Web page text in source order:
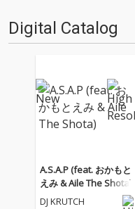
Digital Catalog
A.S.A.P (feat. おかもと
えみ & Aile The Shota)
DJ KRUTCH